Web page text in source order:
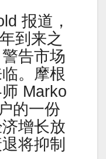
报道，
到来之
告市场
。摩根
Marko
的一份
增长放
将抑制